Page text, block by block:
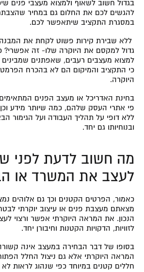
בגדול חשוב לשאוף ולמצוא מעצבי פנים
להגשים לכם את החלום גם במחיר
במסגרת התקציב שיתאפשר לכם.
ללא שבירת קירות פשוט לקחת את
גדול למקסם את היוקרה שלו- זה אפשרי?
למצוא מעצבים רעבים, שאפתנים שמבינים
כי התקציב והמיקום הם לא בהכרח
היוקרה.
בחינת האדריכל או מעצב הפנים
פי אתרי העסק שלהם, כמה שיותר מידע
ללא דופי על תהליך העבודה ועל הגימור הבא
ובנוחיותו גם יחד.
מה חשוב לדעת לפני
לעצב את המשרד או
כאמור, הפרטים הקטנים וכך גם אלוהים
מצאתם מעצבת פנים או עיצוב יוקרתי
הנכון. את המראה היוקרתי אפשר ורצוי
לזוויות, הדקויות הקטנות וחיבורן יחד.
בסופו של דבר הבחירה במעצב אינה
המראה היוקרתי אלא גם ניצול החלל
חללים קטנים במיוחד כפי שנהוג לראות